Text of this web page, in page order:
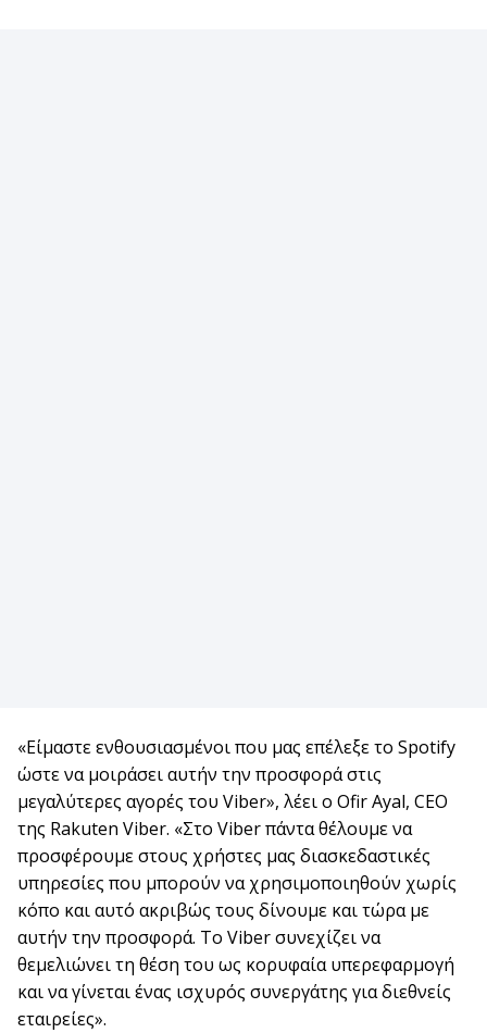
«Είμαστε ενθουσιασμένοι που μας επέλεξε το Spotify
ώστε να μοιράσει αυτήν την προσφορά στις
μεγαλύτερες αγορές του Viber», λέει ο Ofir Ayal, CEO
της Rakuten Viber. «Στο Viber πάντα θέλουμε να
προσφέρουμε στους χρήστες μας διασκεδαστικές
υπηρεσίες που μπορούν να χρησιμοποιηθούν χωρίς
κόπο και αυτό ακριβώς τους δίνουμε και τώρα με
αυτήν την προσφορά. Το Viber συνεχίζει να
θεμελιώνει τη θέση του ως κορυφαία υπερεφαρμογή
και να γίνεται ένας ισχυρός συνεργάτης για διεθνείς
εταιρείες».